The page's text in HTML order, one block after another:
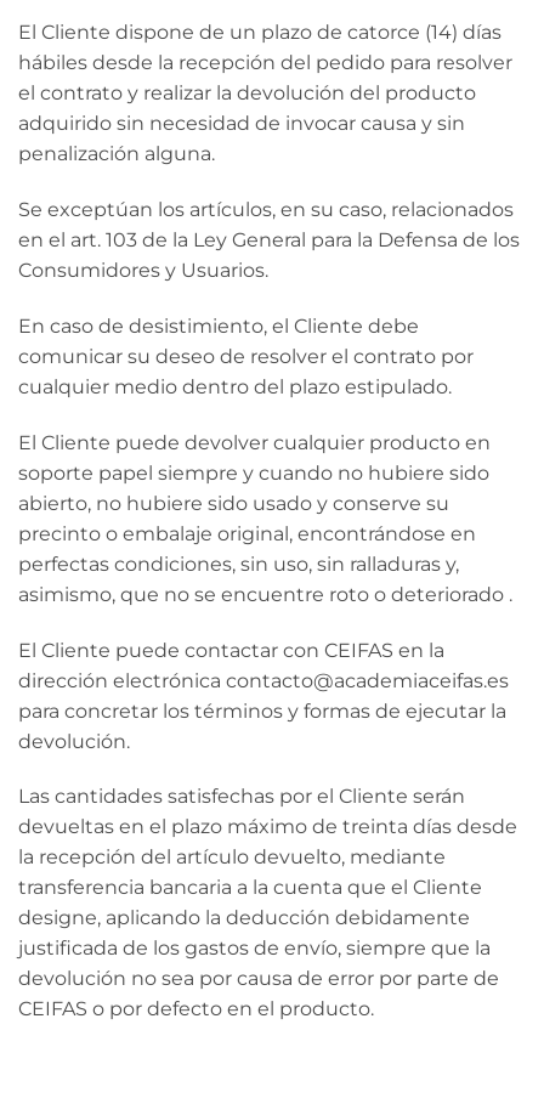
El Cliente dispone de un plazo de catorce (14) días
hábiles desde la recepción del pedido para resolver
el contrato y realizar la devolución del producto
adquirido sin necesidad de invocar causa y sin
penalización alguna.
Se exceptúan los artículos, en su caso, relacionados
en el art. 103 de la Ley General para la Defensa de los
Consumidores y Usuarios.
En caso de desistimiento, el Cliente debe
comunicar su deseo de resolver el contrato por
cualquier medio dentro del plazo estipulado.
El Cliente puede devolver cualquier producto en
soporte papel siempre y cuando no hubiere sido
abierto, no hubiere sido usado y conserve su
precinto o embalaje original, encontrándose en
perfectas condiciones, sin uso, sin ralladuras y,
asimismo, que no se encuentre roto o deteriorado .
El Cliente puede contactar con CEIFAS en la
dirección electrónica contacto@academiaceifas.es
para concretar los términos y formas de ejecutar la
devolución.
Las cantidades satisfechas por el Cliente serán
devueltas en el plazo máximo de treinta días desde
la recepción del artículo devuelto, mediante
transferencia bancaria a la cuenta que el Cliente
designe, aplicando la deducción debidamente
justificada de los gastos de envío, siempre que la
devolución no sea por causa de error por parte de
CEIFAS o por defecto en el producto.